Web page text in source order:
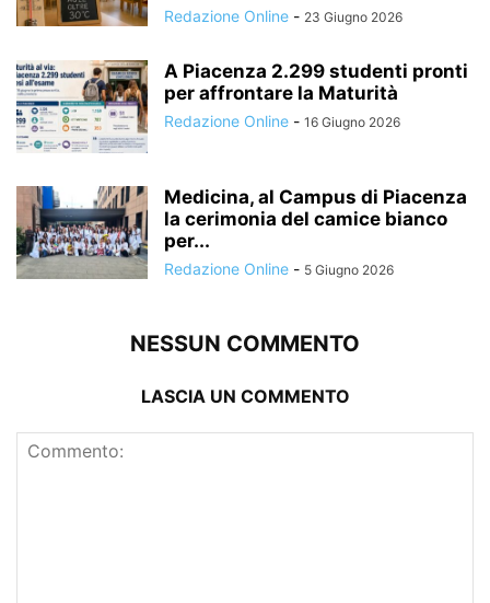
Redazione Online - 23 Giugno 2026
A Piacenza 2.299 studenti pronti
per affrontare la Maturità
Redazione Online - 16 Giugno 2026
Medicina, al Campus di Piacenza
la cerimonia del camice bianco
per...
Redazione Online - 5 Giugno 2026
NESSUN COMMENTO
LASCIA UN COMMENTO